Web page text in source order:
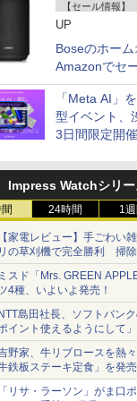
【セール情報】
UP
Boseのホー
Amazonでセ
「Meta AI」
型イベント、
3日間限定開催
Impress Watchシリ
24時間 1
家電レビュー】手ごわい
の草刈機で完全勝利 掃
スド「Mrs. GREEN
4種、いよいよ発売！
島田社長、ソフトバン
イント使えるようにして」
野家、牛リブロースを熱
鉄板ステーキ定食」を発売
リサ・ラーソン」がま口